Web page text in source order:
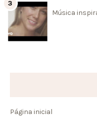
Música
Página inicial